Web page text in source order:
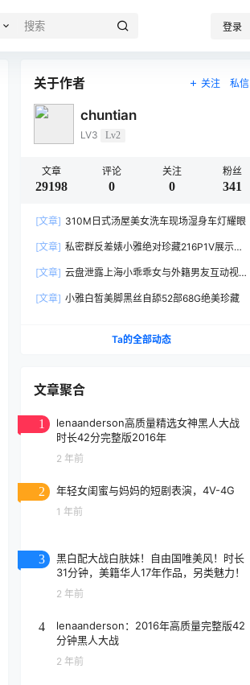
登录
关于作者 关注 私信
chuntian
LV3 Lv2
文章
29198
评论
0
关注
0
粉丝
341
[文章] 310M日式汤屋美女洗车现场湿身车灯耀眼
[文章] 私密群反差婊小雅绝对珍藏216P1V展示
[文章] 云盘泄露上海小乖乖女与外籍男友互动视
[文章] 小雅白皙美脚黑丝自舔52部68G绝美珍藏
Ta的全部动态
文章聚合
1
lenaanderson高质量精选女神黑人大战
时长42分完整版2016年
2 年前
2 年轻女闺蜜与妈妈的短剧表演，4V-4G
1 年前
3
黑白配大战白肤妹！自由国唯美风！时长
31分钟，美籍华人17年作品，另类魅力！
2 年前
4
lenaanderson：2016年高质量完整版42
分钟黑人大战
2 年前